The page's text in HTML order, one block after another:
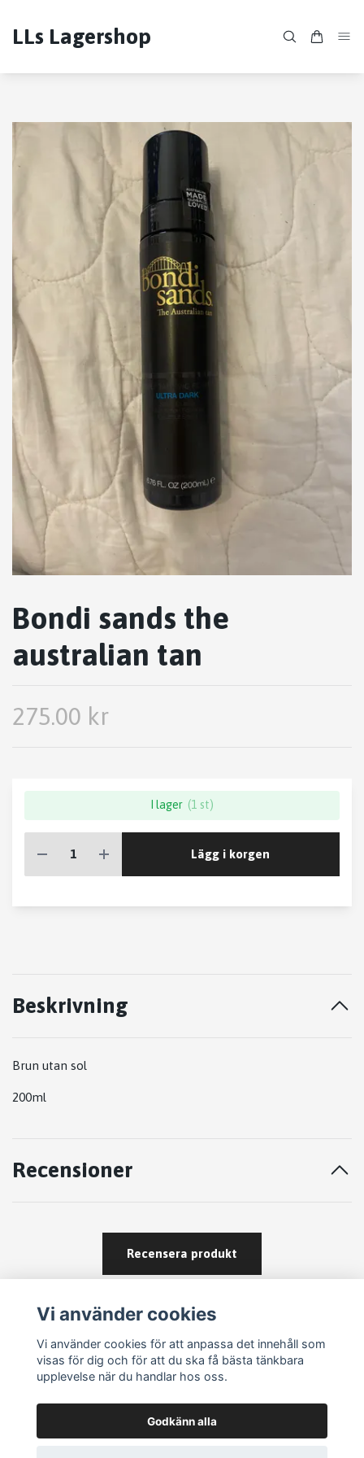
LLs Lagershop
Bondi sands the
australian tan
275.00 kr
I lager (1 st)
Lägg i korgen
Beskrivning
Brun utan sol
200ml
Recensioner
Recensera produkt
Vi använder cookies
Vi använder cookies för att anpassa det innehåll som
visas för dig och för att du ska få bästa tänkbara
upplevelse när du handlar hos oss.
Godkänn alla